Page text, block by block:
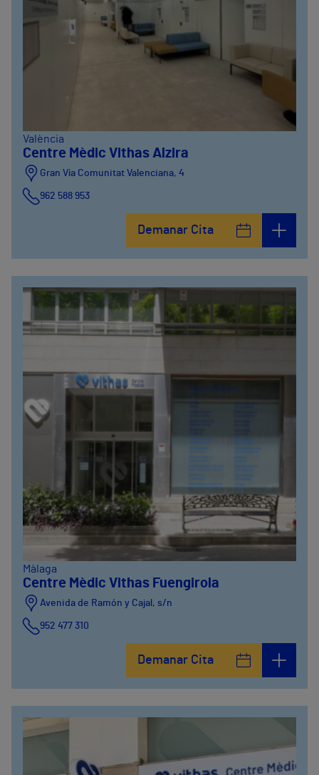
València
Centre Mèdic Vithas Alzira
Gran Vía Comunitat Valenciana, 4
962 588 953
Demanar Cita
Màlaga
Centre Mèdic Vithas Fuengirola
Avenida de Ramón y Cajal, s/n
952 477 310
Demanar Cita